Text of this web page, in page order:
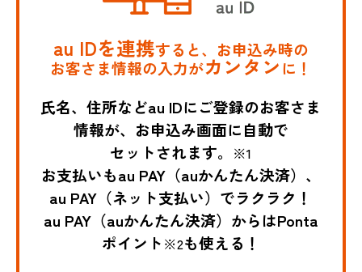
au IDを連携すると、お申込み時の
お客さま情報の入力がカンタンに！
氏名、住所などau IDにご登録のお客さま
情報が、お申込み画面に自動で
セットされます。
※1
お支払いもau PAY（auかんたん決済）、
au PAY（ネット支払い）でラクラク！
au PAY（auかんたん決済）からはPonta
ポイント ※2も使える！